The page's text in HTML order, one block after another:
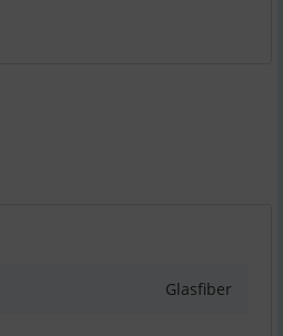
Glasfiber